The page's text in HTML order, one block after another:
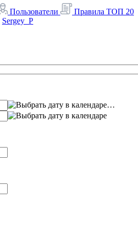
Пользователи Правила ТОП 20
Sergey_P
…